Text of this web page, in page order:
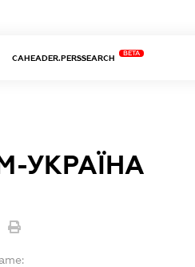
CAHEADER.PERSSEARCH
BETA
УКРАЇНА